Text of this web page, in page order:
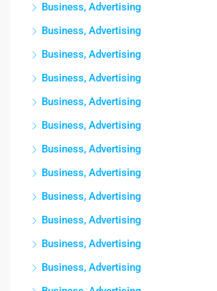
Business, Advertising
Business, Advertising
Business, Advertising
Business, Advertising
Business, Advertising
Business, Advertising
Business, Advertising
Business, Advertising
Business, Advertising
Business, Advertising
Business, Advertising
Business, Advertising